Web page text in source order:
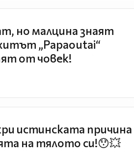
но малцина знаят
„Papaoutai“
от човек!
истинската причина
на тялото си!😯💥